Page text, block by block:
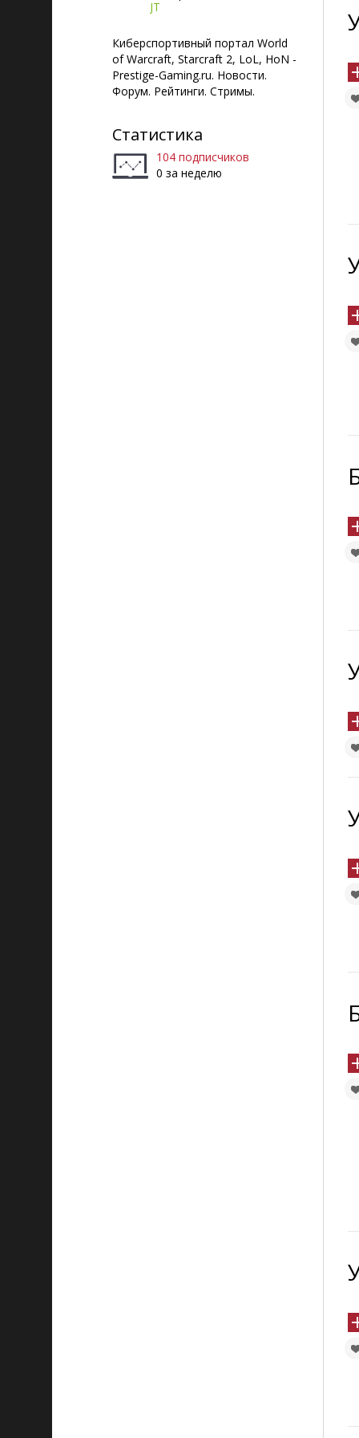
JT
Киберспортивный портал World
of Warcraft, Starcraft 2, LoL, HoN -
Prestige-Gaming.ru. Новости.
Форум. Рейтинги. Стримы.
Статистика
104 подписчиков
0 за неделю